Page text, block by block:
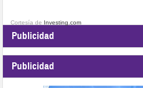
Cortesía de Investing.com
Publicidad
Publicidad